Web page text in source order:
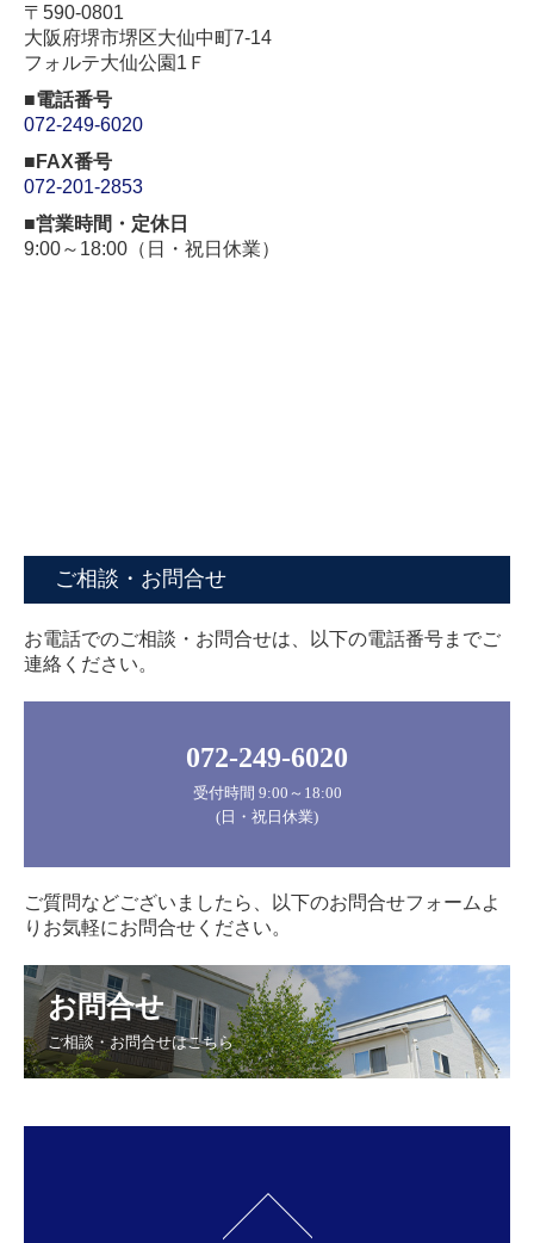
〒590-0801
大阪府堺市堺区大仙中町7-14
フォルテ大仙公園1Ｆ
■電話番号
072-249-6020
■ FAX番号
072-201-2853
■営業時間・定休日
9:00～18:00（日・祝日休業）
ご相談・お問合せ
お電話でのご相談・お問合せは、以下の電話番号までご
連絡ください。
072-249-6020
受付時間 9:00～18:00
(日・祝日休業)
ご質問などございましたら、以下のお問合せフォームよ
りお気軽にお問合せください。
お問合せ
ご相談・お問合せはこちら